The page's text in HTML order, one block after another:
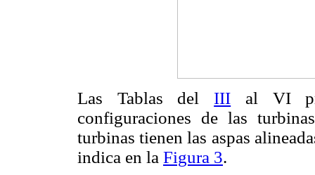
Las Tablas del III al VI
configuraciones de las
turbinas tienen las aspas
indica en la Figura 3.